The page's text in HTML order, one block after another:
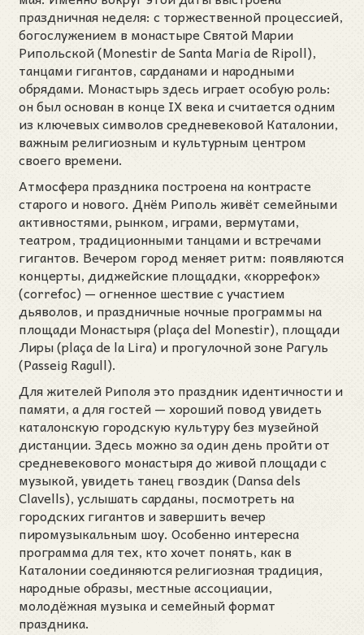
праздничная неделя: с торжественной процессией,
богослужением в монастыре Святой Марии
Рипольской (Monestir de Santa Maria de Ripoll),
танцами гигантов, сарданами и народными
обрядами. Монастырь здесь играет особую роль:
он был основан в конце IX века и считается одним
из ключевых символов средневековой Каталонии,
важным религиозным и культурным центром
своего времени.
Атмосфера праздника построена на контрасте
старого и нового. Днём Риполь живёт семейными
активностями, рынком, играми, вермутами,
театром, традиционными танцами и встречами
гигантов. Вечером город меняет ритм: появляются
концерты, диджейские площадки, «коррефок»
(correfoc) — огненное шествие с участием
дьяволов, и праздничные ночные программы на
площади Монастыря (plaça del Monestir), площади
Лиры (plaça de la Lira) и прогулочной зоне Рагуль
(Passeig Ragull).
Для жителей Риполя это праздник идентичности и
памяти, а для гостей — хороший повод увидеть
каталонскую городскую культуру без музейной
дистанции. Здесь можно за один день пройти от
средневекового монастыря до живой площади с
музыкой, увидеть танец гвоздик (Dansa dels
Clavells), услышать сарданы, посмотреть на
городских гигантов и завершить вечер
пиромузыкальным шоу. Особенно интересна
программа для тех, кто хочет понять, как в
Каталонии соединяются религиозная традиция,
народные образы, местные ассоциации,
молодёжная музыка и семейный формат
праздника.